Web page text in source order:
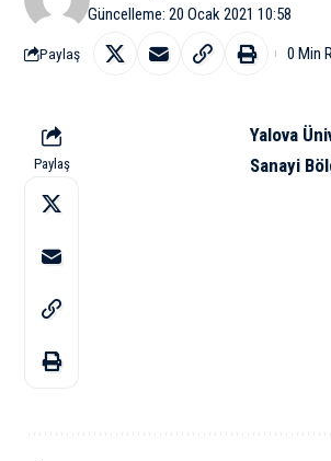
Güncelleme: 20 Ocak 2021 10:58
Paylaş 0 Min
Paylaş
Yalova
Sanayi